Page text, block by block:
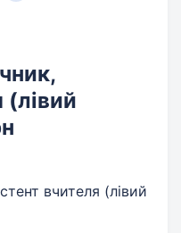
(лівий
вчителя (лівий